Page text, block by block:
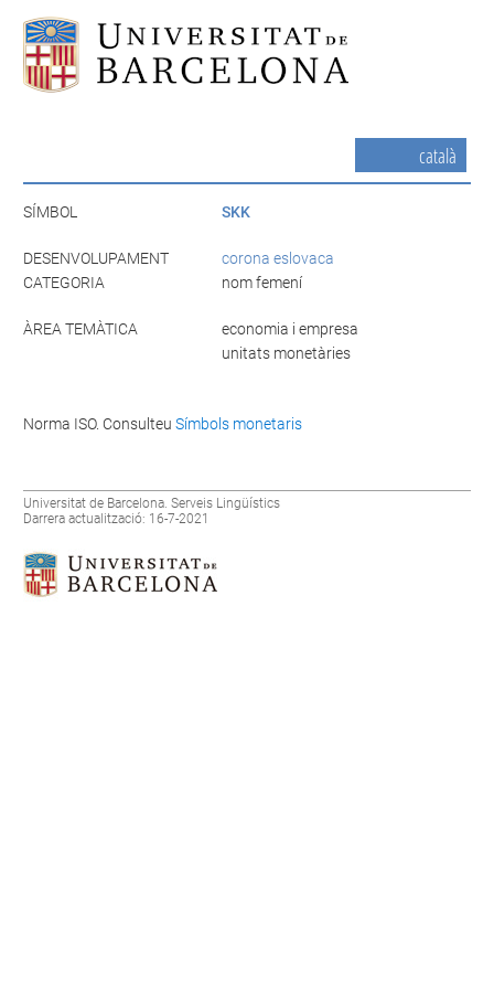
català
SÍMBOL SKK
DESENVOLUPAMENT
corona eslovaca
CATEGORIA
nom femení
ÀREA TEMÀTICA
economia i empresa
unitats monetàries
Norma ISO. ConsulteuSímbols monetaris
Universitat de Barcelona. Serveis Lingüístics
Darrera actualització: 16-7-2021